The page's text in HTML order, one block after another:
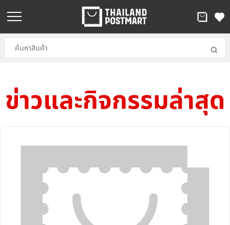
ข่าวและกิจกรรมล่าสุด